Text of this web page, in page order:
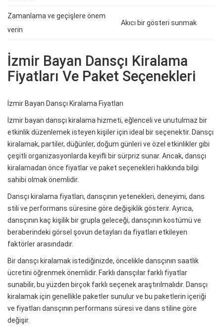
Zamanlama ve geçişlere önem
verin
Akıcı bir gösteri sunmak
İzmir Bayan Dansçı Kiralama
Fiyatları Ve Paket Seçenekleri
İzmir Bayan Dansçı Kiralama Fiyatları
İzmir bayan dansçı kiralama hizmeti, eğlenceli ve unutulmaz bir
etkinlik düzenlemek isteyen kişiler için ideal bir seçenektir. Dansçı
kiralamak, partiler, düğünler, doğum günleri ve özel etkinlikler gibi
çeşitli organizasyonlarda keyifli bir sürpriz sunar. Ancak, dansçı
kiralamadan önce fiyatlar ve paket seçenekleri hakkında bilgi
sahibi olmak önemlidir.
Dansçı kiralama fiyatları, dansçının yetenekleri, deneyimi, dans
stili ve performans süresine göre değişiklik gösterir. Ayrıca,
dansçının kaç kişilik bir grupla geleceği, dansçının kostümü ve
beraberindeki görsel şovun detayları da fiyatları etkileyen
faktörler arasındadır.
Bir dansçı kiralamak istediğinizde, öncelikle dansçının saatlik
ücretini öğrenmek önemlidir. Farklı dansçılar farklı fiyatlar
sunabilir, bu yüzden birçok farklı seçenek araştırılmalıdır. Dansçı
kiralamak için genellikle paketler sunulur ve bu paketlerin içeriği
ve fiyatları dansçının performans süresi ve dans stiline göre
değişir.